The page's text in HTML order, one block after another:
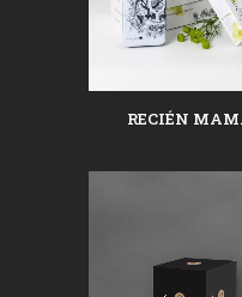
RECIÉN